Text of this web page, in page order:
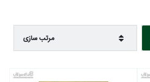
مرتب سازي